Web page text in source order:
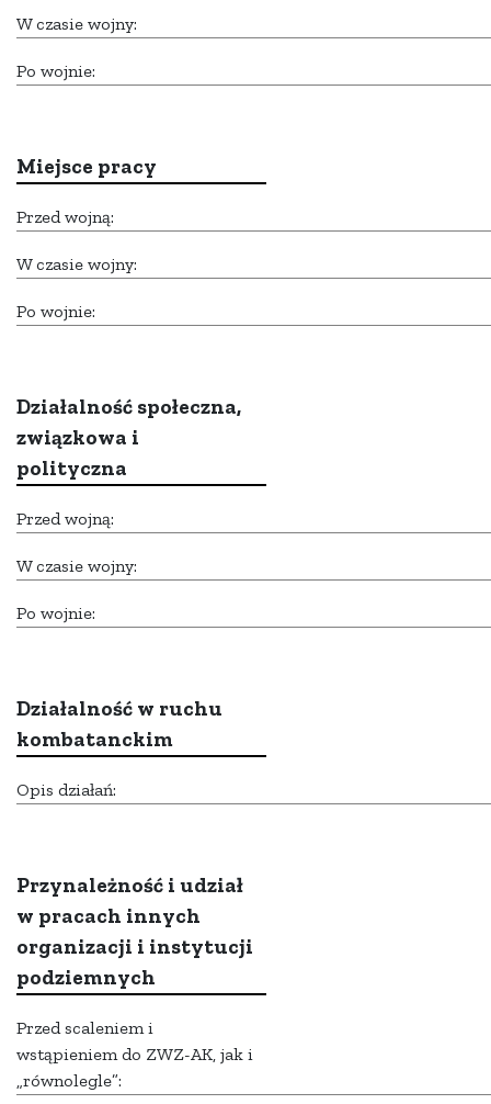
W czasie wojny:
Po wojnie:
Miejsce pracy
Przed wojną:
W czasie wojny:
Po wojnie:
Działalność społeczna,
związkowa i
polityczna
Przed wojną:
W czasie wojny:
Po wojnie:
Działalność w ruchu
kombatanckim
Opis działań:
Przynależność i udział
w pracach innych
organizacji i instytucji
podziemnych
Przed scaleniem i
wstąpieniem do ZWZ-AK, jak i
„równolegle”: